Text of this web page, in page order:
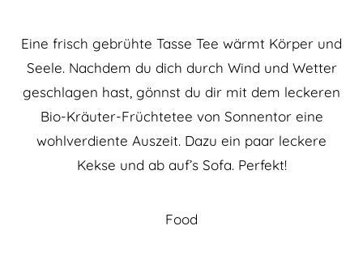
Eine frisch gebrühte Tasse Tee wärmt Körper und
Seele. Nachdem du dich durch Wind und Wetter
geschlagen hast, gönnst du dir mit dem leckeren
Bio-Kräuter-Früchtetee von Sonnentor eine
wohlverdiente Auszeit. Dazu ein paar leckere
Kekse und ab auf’s Sofa. Perfekt!
Food